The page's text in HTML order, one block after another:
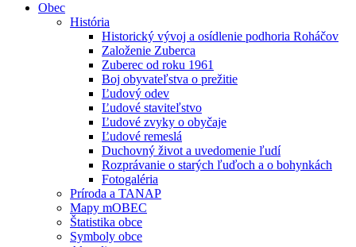
Obec
História
Historický vývoj a osídlenie podhoria Roháčov
Založenie Zuberca
Zuberec od roku 1961
Boj obyvateľstva o prežitie
Ľudový odev
Ľudové staviteľstvo
Ľudové zvyky o obyčaje
Ľudové remeslá
Duchovný život a uvedomenie ľudí
Rozprávanie o starých ľuďoch a o bohynkách
Fotogaléria
Príroda a TANAP
Mapy mOBEC
Štatistika obce
Symboly obce